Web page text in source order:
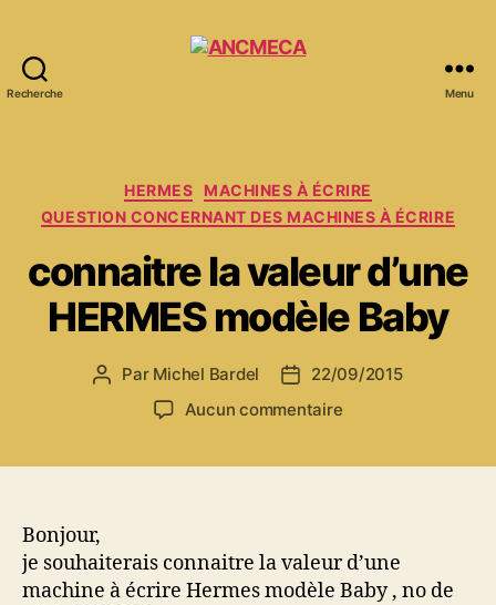
Recherche Menu
Catégories
HERMES
MACHINES À ÉCRIRE
QUESTION CONCERNANT DES MACHINES À ÉCRIRE
connaitre la valeur d’une
HERMES modèle Baby
Auteur
Par Michel Bardel
Date
de
22/09/2015
Aucun commentairesur
modèle
Baby
Bonjour,
je souhaiterais connaitre la valeur d’une
machine à écrire Hermes modèle Baby , no de